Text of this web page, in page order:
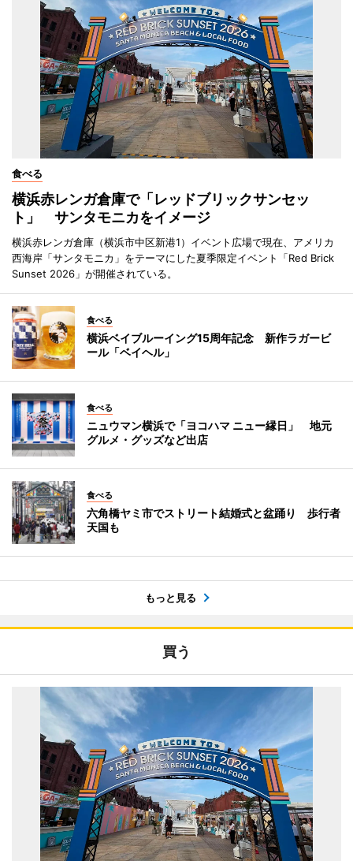
食べる
横浜赤レンガ倉庫で「レッドブリックサンセッ
ト」 サンタモニカをイメージ
横浜赤レンガ倉庫（横浜市中区新港1）イベント広場で現在、アメリカ
西海岸「サンタモニカ」をテーマにした夏季限定イベント「Red Brick
Sunset 2026」が開催されている。
食べる
横浜ベイブルーイング15周年記念 新作ラガービ
ール「ベイヘル」
食べる
ニュウマン横浜で「ヨコハマ ニュー縁日」 地元
グルメ・グッズなど出店
食べる
六角橋ヤミ市でストリート結婚式と盆踊り 歩行者
天国も
もっと見る
買う